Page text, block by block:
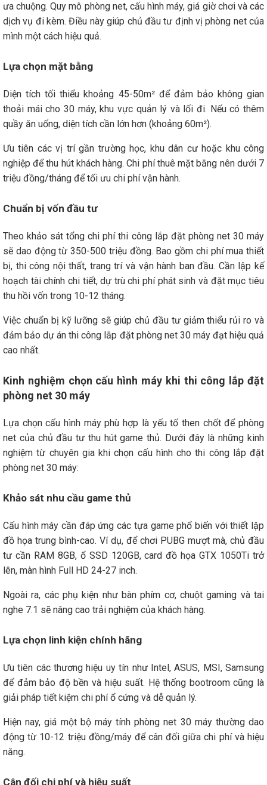
ưa chuộng. Quy mô phòng net, cấu hình máy, giá giờ chơi và các
dịch vụ đi kèm. Điều này giúp chủ đầu tư định vị phòng net của
mình một cách hiệu quả.
Lựa chọn mặt bằng
Diện tích tối thiểu khoảng 45-50m² để đảm bảo không gian
thoải mái cho 30 máy, khu vực quản lý và lối đi. Nếu có thêm
quầy ăn uống, diện tích cần lớn hơn (khoảng 60m²).
Ưu tiên các vị trí gần trường học, khu dân cư hoặc khu công
nghiệp để thu hút khách hàng. Chi phí thuê mặt bằng nên dưới 7
triệu đồng/tháng để tối ưu chi phí vận hành.
Chuẩn bị vốn đầu tư
Theo khảo sát tổng chi phí thi công lắp đặt phòng net 30 máy
sẽ dao động từ 350-500 triệu đồng. Bao gồm chi phí mua thiết
bị, thi công nội thất, trang trí và vận hành ban đầu. Cần lập kế
hoạch tài chính chi tiết, dự trù chi phí phát sinh và đặt mục tiêu
thu hồi vốn trong 10-12 tháng.
Việc chuẩn bị kỹ lưỡng sẽ giúp chủ đầu tư giảm thiểu rủi ro và
đảm bảo dự án thi công lắp đặt phòng net 30 máy đạt hiệu quả
cao nhất.
Kinh nghiệm chọn cấu hình máy khi thi công lắp đặt
phòng net 30 máy
Lựa chọn cấu hình máy phù hợp là yếu tố then chốt để phòng
net của chủ đầu tư thu hút game thủ. Dưới đây là những kinh
nghiệm từ chuyên gia khi chọn cấu hình cho thi công lắp đặt
phòng net 30 máy:
Khảo sát nhu cầu game thủ
Cấu hình máy cần đáp ứng các tựa game phổ biến với thiết lập
đồ họa trung bình-cao. Ví dụ, để chơi PUBG mượt mà, chủ đầu
tư cần RAM 8GB, ổ SSD 120GB, card đồ họa GTX 1050Ti trở
lên, màn hình Full HD 24-27 inch.
Ngoài ra, các phụ kiện như bàn phím cơ, chuột gaming và tai
nghe 7.1 sẽ nâng cao trải nghiệm của khách hàng.
Lựa chọn linh kiện chính hãng
Ưu tiên các thương hiệu uy tín như Intel, ASUS, MSI, Samsung
để đảm bảo độ bền và hiệu suất. Hệ thống bootroom cũng là
giải pháp tiết kiệm chi phí ổ cứng và dễ quản lý.
Hiện nay, giá một bộ máy tính phòng net 30 máy thường dao
động từ 10-12 triệu đồng/máy để cân đối giữa chi phí và hiệu
năng.
Cân đối chi phí và hiệu suất